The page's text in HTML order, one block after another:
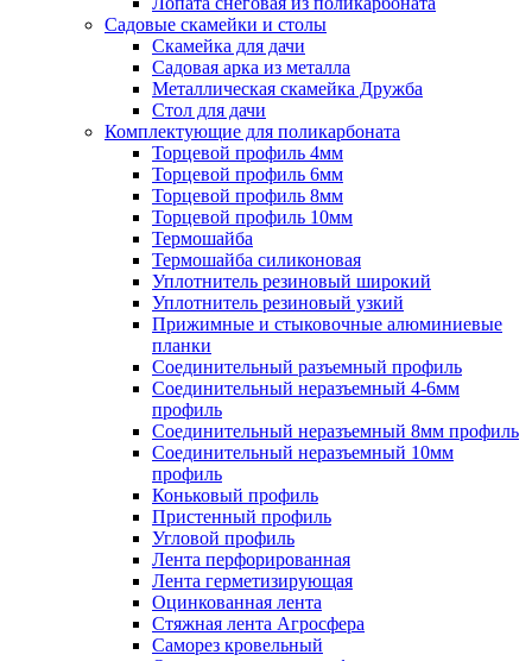
Садовые скамейки и столы
Скамейка для дачи
Садовая арка из металла
Металлическая скамейка Дружба
Стол для дачи
Комплектующие для поликарбоната
Торцевой профиль 4мм
Торцевой профиль 6мм
Торцевой профиль 8мм
Торцевой профиль 10мм
Термошайба
Термошайба силиконовая
Уплотнитель резиновый широкий
Уплотнитель резиновый узкий
Прижимные и стыковочные алюминиевые
планки
Соединительный разъемный профиль
Соединительный неразъемный 4-6мм
профиль
Соединительный неразъемный 8мм профиль
Соединительный неразъемный 10мм
профиль
Коньковый профиль
Пристенный профиль
Угловой профиль
Лента перфорированная
Лента герметизирующая
Оцинкованная лента
Стяжная лента Агросфера
Саморез кровельный